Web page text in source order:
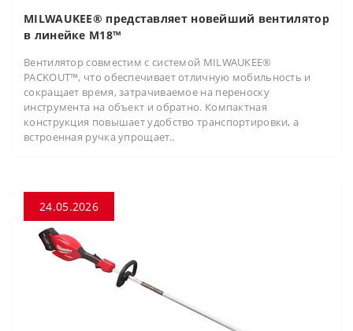
MILWAUKEE® представляет новейший вентилятор
в линейке M18™
Вентилятор совместим с системой MILWAUKEE®
PACKOUT™, что обеспечивает отличную мобильность и
сокращает время, затрачиваемое на переноску
инструмента на объект и обратно. Компактная
конструкция повышает удобство транспортировки, а
встроенная ручка упрощает..
24.05.2026